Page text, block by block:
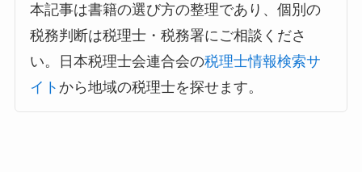
本記事は書籍の選び方の整理であり、個別の
税務判断は税理士・税務署にご相談くださ
い。日本税理士会連合会の税理士情報検索サ
イト から地域の税理士を探せます。